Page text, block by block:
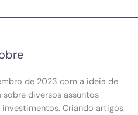
de 2023 com a ideia de
diversos assuntos
Criando artigos